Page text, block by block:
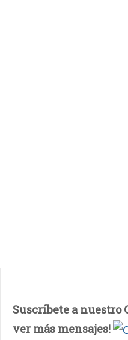
Suscríbete a nuestro
ver más mensajes!